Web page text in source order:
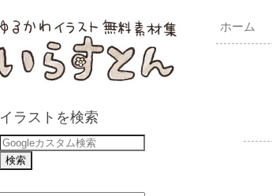
イラストを検索
ホーム